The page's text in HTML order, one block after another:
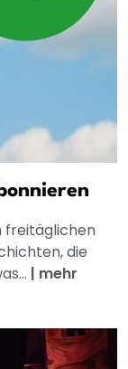
freitäglichen
die
| mehr